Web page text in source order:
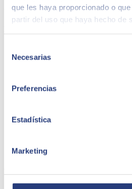
que les haya proporcionado o
partir del uso que haya hecho de
Necesarias
Preferencias
Estadística
Marketing
Carlos Polo